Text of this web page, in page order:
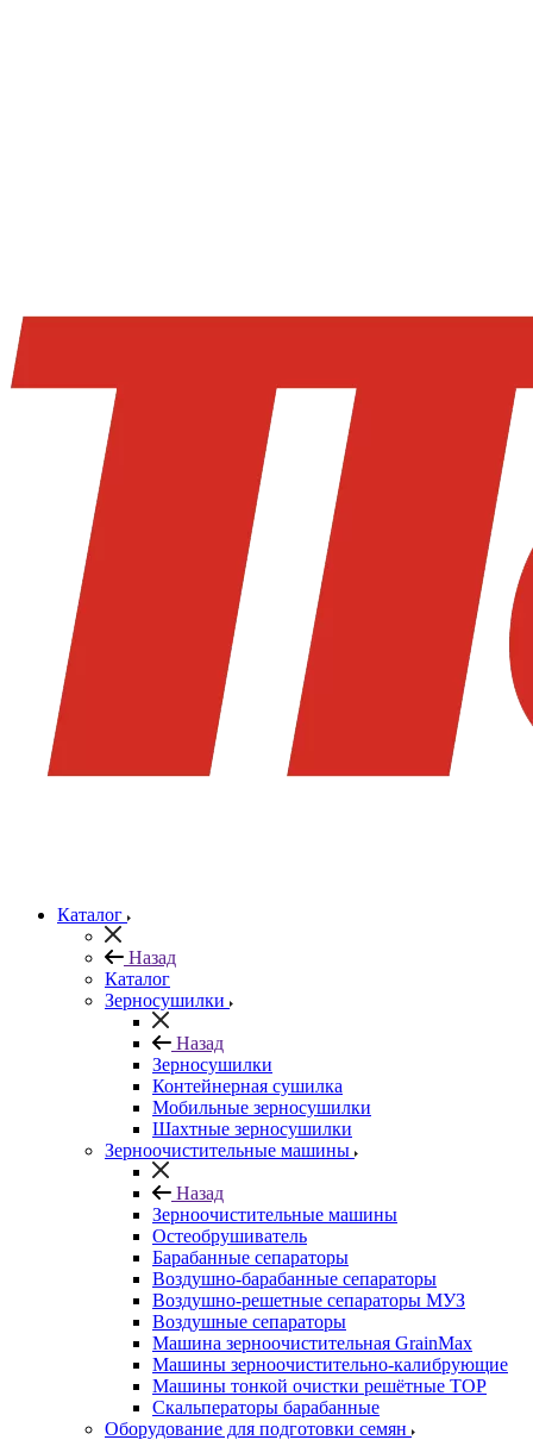
Каталог
Назад
Каталог
Зерносушилки
Назад
Зерносушилки
Контейнерная сушилка
Мобильные зерносушилки
Шахтные зерносушилки
Зерноочистительные машины
Назад
Зерноочистительные машины
Остеобрушиватель
Барабанные сепараторы
Воздушно-барабанные сепараторы
Воздушно-решетные сепараторы МУЗ
Воздушные сепараторы
Машина зерноочистительная GrainMax
Машины зерноочистительно-калибрующие
Машины тонкой очистки решётные ТОР
Скальператоры барабанные
Оборудование для подготовки семян